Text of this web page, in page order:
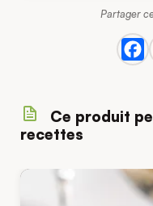
Partager
Ce produit
recettes